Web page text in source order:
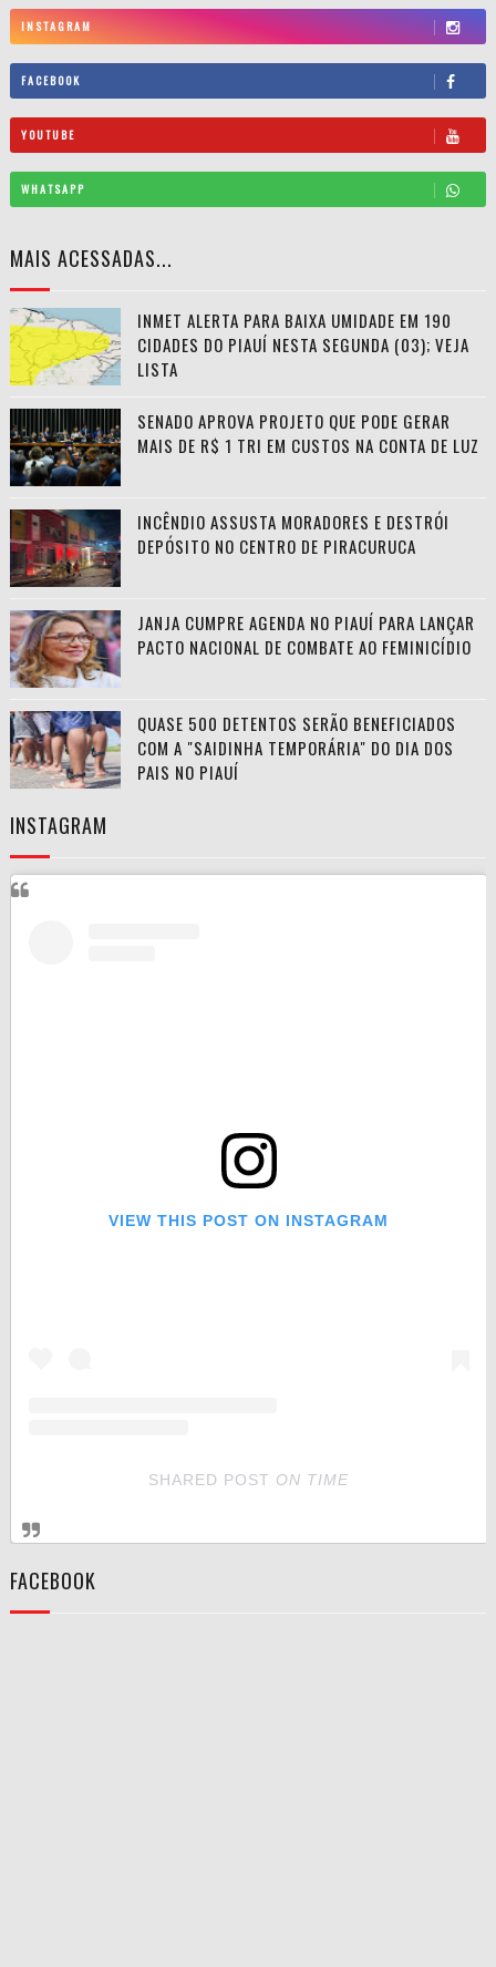
INSTAGRAM
FACEBOOK
YOUTUBE
WHATSAPP
MAIS ACESSADAS...
INMET ALERTA PARA BAIXA UMIDADE EM 190
CIDADES DO PIAUÍ NESTA SEGUNDA (03); VEJA
LISTA
SENADO APROVA PROJETO QUE PODE GERAR
MAIS DE R$ 1 TRI EM CUSTOS NA CONTA DE LUZ
INCÊNDIO ASSUSTA MORADORES E DESTRÓI
DEPÓSITO NO CENTRO DE PIRACURUCA
JANJA CUMPRE AGENDA NO PIAUÍ PARA LANÇAR
PACTO NACIONAL DE COMBATE AO FEMINICÍDIO
QUASE 500 DETENTOS SERÃO BENEFICIADOS
COM A "SAIDINHA TEMPORÁRIA" DO DIA DOS
PAIS NO PIAUÍ
INSTAGRAM
VIEW THIS POST ON INSTAGRAM
SHARED POST ON TIME
FACEBOOK